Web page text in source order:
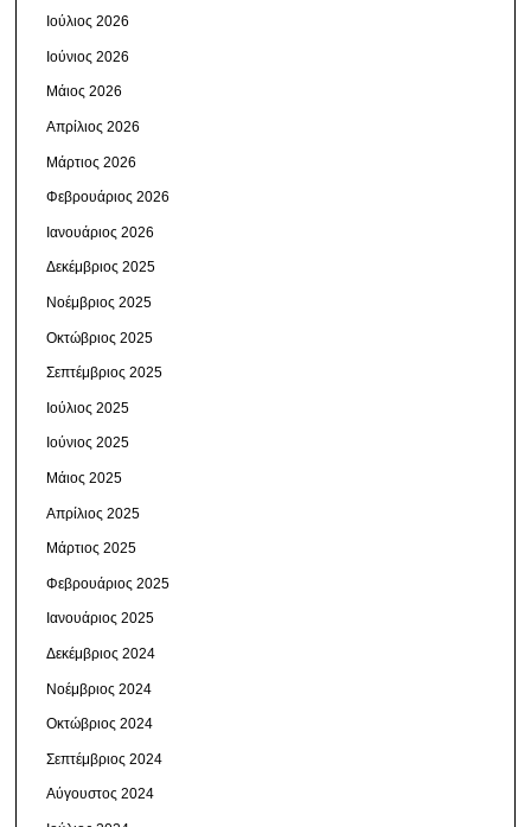
Ιούλιος 2026
Ιούνιος 2026
Μάιος 2026
Απρίλιος 2026
Μάρτιος 2026
Φεβρουάριος 2026
Ιανουάριος 2026
Δεκέμβριος 2025
Νοέμβριος 2025
Οκτώβριος 2025
Σεπτέμβριος 2025
Ιούλιος 2025
Ιούνιος 2025
Μάιος 2025
Απρίλιος 2025
Μάρτιος 2025
Φεβρουάριος 2025
Ιανουάριος 2025
Δεκέμβριος 2024
Νοέμβριος 2024
Οκτώβριος 2024
Σεπτέμβριος 2024
Αύγουστος 2024